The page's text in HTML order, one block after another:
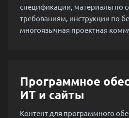
спецификации, материалы по
требованиям, инструкции по
многоязычная проектная
Программное
ИТ и сайты
Контент для программного